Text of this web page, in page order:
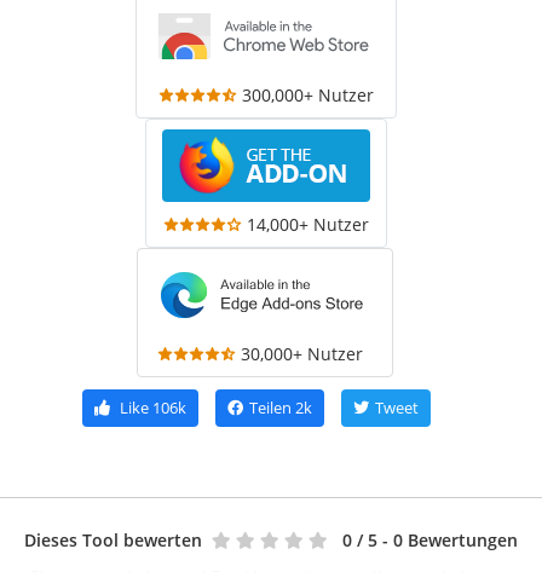
300,000+ Nutzer
14,000+ Nutzer
30,000+ Nutzer
Like 106k Teilen 2k Tweet
Dieses Tool bewerten 0 / 5 - 0 Bewertungen